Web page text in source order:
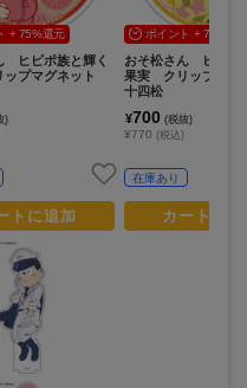
+ 75%還元
ヒピポ族と輝く
プマグネット
)
トに追加
ポイント + 75%還
おそ松さん ヒピポ
果実 クリップマ
十四松
¥700 (税抜)
¥770 (税込)
在庫あり
カートに